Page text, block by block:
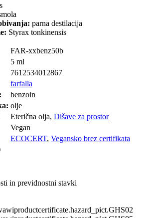
parna destilacija
Styrax tonkinensis
FAR-xxbenz50b
5 ml
7612534012867
farfalla
benzoin
olje
Eterična olja, Dišave za prostor
Vegan
ECOCERT, Vegansko brez certifikata
in previdnostni stavki